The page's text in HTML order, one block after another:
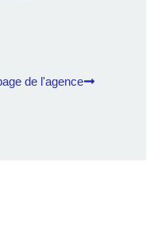
de l'agence